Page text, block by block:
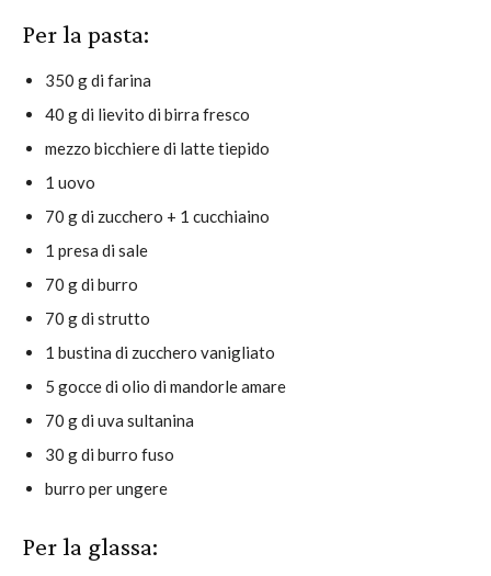
Per la pasta:
350 g di farina
40 g di lievito di birra fresco
mezzo bicchiere di latte tiepido
1 uovo
70 g di zucchero + 1 cucchiaino
1 presa di sale
70 g di burro
70 g di strutto
1 bustina di zucchero vanigliato
5 gocce di olio di mandorle amare
70 g di uva sultanina
30 g di burro fuso
burro per ungere
Per la glassa: